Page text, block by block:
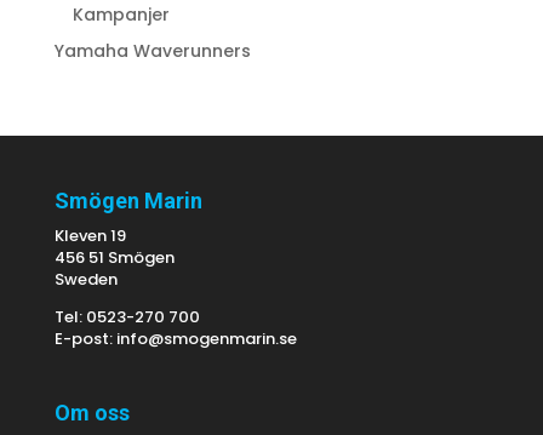
Kampanjer
Yamaha Waverunners
Smögen Marin
Kleven 19
456 51 Smögen
Sweden
Tel: 0523-270 700
E-post: info@smogenmarin.se
Om oss